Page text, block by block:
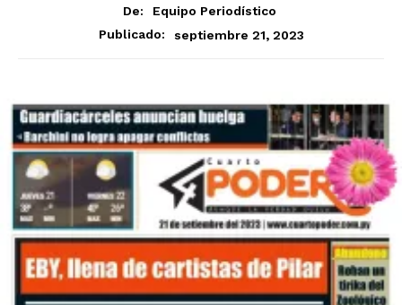
De:
Equipo Periodístico
Publicado:
septiembre 21, 2023